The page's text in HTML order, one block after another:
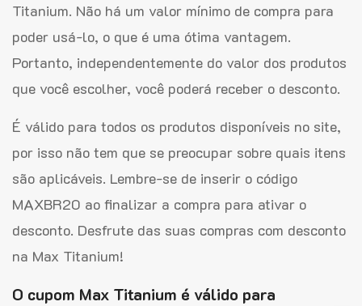
Titanium. Não há um valor mínimo de compra para
poder usá-lo, o que é uma ótima vantagem.
Portanto, independentemente do valor dos produtos
que você escolher, você poderá receber o desconto.
É válido para todos os produtos disponíveis no site,
por isso não tem que se preocupar sobre quais itens
são aplicáveis. Lembre-se de inserir o código
MAXBR20 ao finalizar a compra para ativar o
desconto. Desfrute das suas compras com desconto
na Max Titanium!
O cupom Max Titanium é válido para